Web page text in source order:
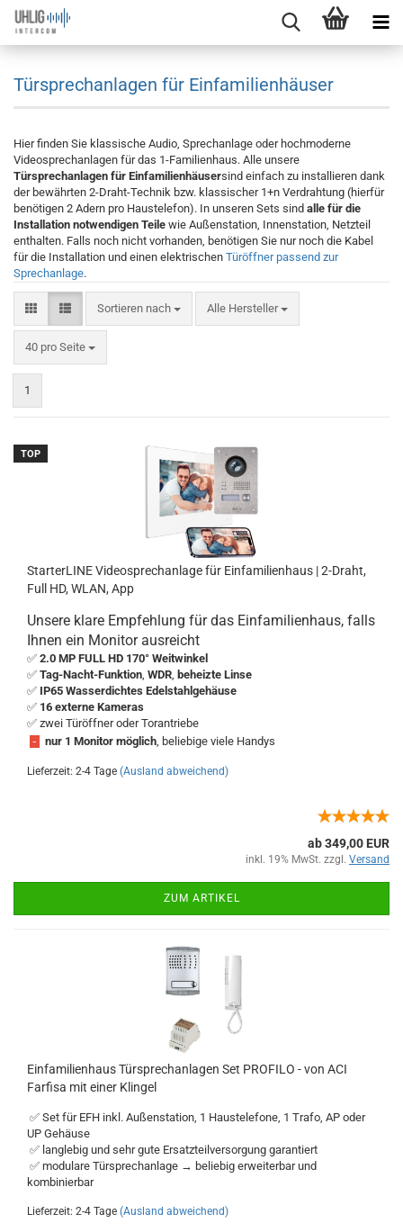
Türsprechanlagen für Einfamilienhäuser
Hier finden Sie klassische Audio, Sprechanlage oder hochmoderne
Videosprechanlagen für das 1-Familienhaus. Alle unsere
Türsprechanlagen für Einfamilienhäusersind einfach zu installieren dank
der bewährten 2-Draht-Technik bzw. klassischer 1+n Verdrahtung (hierfür
benötigen 2 Adern pro Haustelefon). In unseren Sets sind alle für die
Installation notwendigen Teile wie Außenstation, Innenstation, Netzteil
enthalten. Falls noch nicht vorhanden, benötigen Sie nur noch die Kabel
für die Installation und einen elektrischen Türöffner passend zur
Sprechanlage.
Sortieren nach Alle Hersteller
40 pro Seite
1
TOP
StarterLINE Videosprechanlage für Einfamilienhaus | 2-Draht,
Full HD, WLAN, App
Unsere klare Empfehlung für das Einfamilienhaus, falls
Ihnen ein Monitor ausreicht
✅ 2.0 MP FULL HD 170° Weitwinkel
✅ Tag-Nacht-Funktion, WDR, beheizte Linse
✅ IP65 Wasserdichtes Edelstahlgehäuse
✅ 16 externe Kameras
✅ zwei Türöffner oder Torantriebe
- nur 1 Monitor möglich, beliebige viele Handys
Lieferzeit: 2-4 Tage (Ausland abweichend)
ab 349,00 EUR
inkl. 19% MwSt. zzgl. Versand
ZUM ARTIKEL
Einfamilienhaus Türsprechanlagen Set PROFILO - von ACI
Farfisa mit einer Klingel
✅ Set für EFH inkl. Außenstation, 1 Haustelefone, 1 Trafo, AP oder
UP Gehäuse
✅ langlebig und sehr gute Ersatzteilversorgung garantiert
✅ modulare Türsprechanlage → beliebig erweiterbar und
kombinierbar
Lieferzeit: 2-4 Tage (Ausland abweichend)